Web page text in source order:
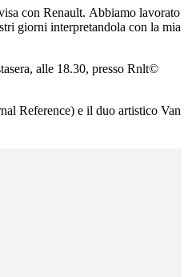
con Renault. Abbiamo lavorato
giorni interpretandola con la mia
alle 18.30, presso Rnlt©
Reference) e il duo artistico Van